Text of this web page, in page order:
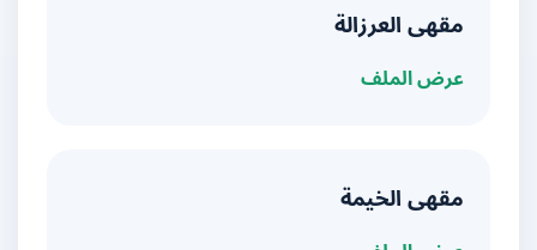
مقهى العرزالة
عرض الملف
مقهى الخيمة